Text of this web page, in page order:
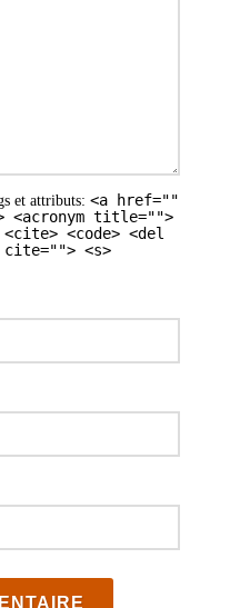
et attributs: <a href=""
title="">
<code> <del
cite=""> <s>